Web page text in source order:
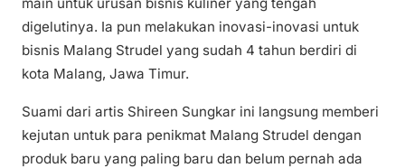
main untuk urusan bisnis kuliner yang tengah
digelutinya. Ia pun melakukan inovasi-inovasi untuk
bisnis Malang Strudel yang sudah 4 tahun berdiri di
kota Malang, Jawa Timur.
Suami dari artis Shireen Sungkar ini langsung memberi
kejutan untuk para penikmat Malang Strudel dengan
produk baru yang paling baru dan belum pernah ada